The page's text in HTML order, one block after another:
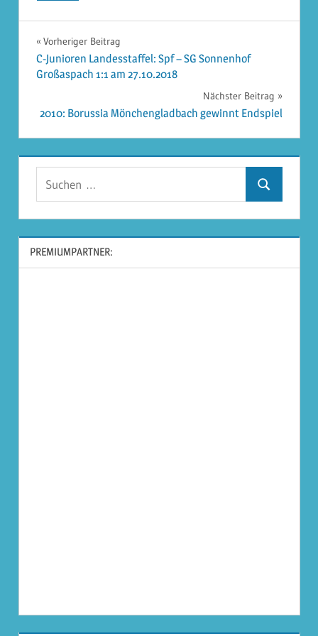
Beitragsnavigation
Vorheriger Beitrag
C-Junioren Landesstaffel: Spf – SG Sonnenhof
Großaspach 1:1 am 27.10.2018
Nächster Beitrag
2010: Borussia Mönchengladbach gewinnt Endspiel
Suchen
PREMIUMPARTNER: